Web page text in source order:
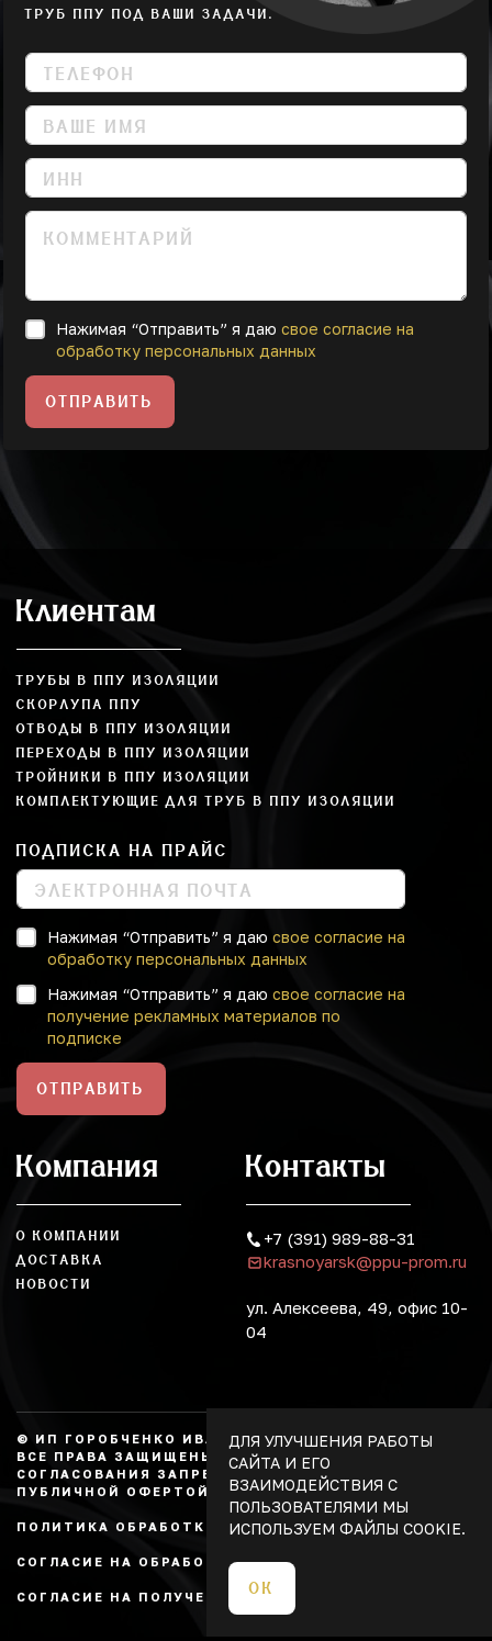
ТРУБ ППУ ПОД ВАШИ ЗАДАЧИ.
Нажимая “Отправить” я даю свое согласие на
обработку персональных данных
ОТПРАВИТЬ
Клиентам
ТРУБЫ В ППУ ИЗОЛЯЦИИ
СКОРЛУПА ППУ
ОТВОДЫ В ППУ ИЗОЛЯЦИИ
ПЕРЕХОДЫ В ППУ ИЗОЛЯЦИИ
ТРОЙНИКИ В ППУ ИЗОЛЯЦИИ
КОМПЛЕКТУЮЩИЕ ДЛЯ ТРУБ В ППУ ИЗОЛЯЦИИ
ПОДПИСКА НА ПРАЙС
Нажимая “Отправить” я даю свое согласие на
обработку персональных данных
Нажимая “Отправить” я даю свое согласие на
получение рекламных материалов по
подписке
ОТПРАВИТЬ
Компания
О КОМПАНИИ
ДОСТАВКА
НОВОСТИ
Контакты
+7 (391) 989-88-31
krasnoyarsk@ppu-prom.ru
ул. Алексеева, 49, офис 10-
04
© ИП ГОРОБЧЕНКО ИВАН АЛЕКСАНДРОВИЧ, 2026.
ВСЕ ПРАВА ЗАЩИЩЕНЫ, КОПИРОВАНИЕ БЕЗ
СОГЛАСОВАНИЯ ЗАПРЕЩЕНО. НЕ ЯВЛЯЕТСЯ
ПУБЛИЧНОЙ ОФЕРТОЙ.
ПОЛИТИКА ОБРАБОТКИ ПЕРСОНАЛЬНЫХ ДАННЫХ
СОГЛАСИЕ НА ОБРАБОТКУ ПЕРСОНАЛЬНЫХ ДАННЫХ
СОГЛАСИЕ НА ПОЛУЧЕНИЕ РЕКЛАМЫ
ДЛЯ УЛУЧШЕНИЯ РАБОТЫ
САЙТА И ЕГО
ВЗАИМОДЕЙСТВИЯ С
ПОЛЬЗОВАТЕЛЯМИ МЫ
ИСПОЛЬЗУЕМ ФАЙЛЫ COOKIE.
ОК